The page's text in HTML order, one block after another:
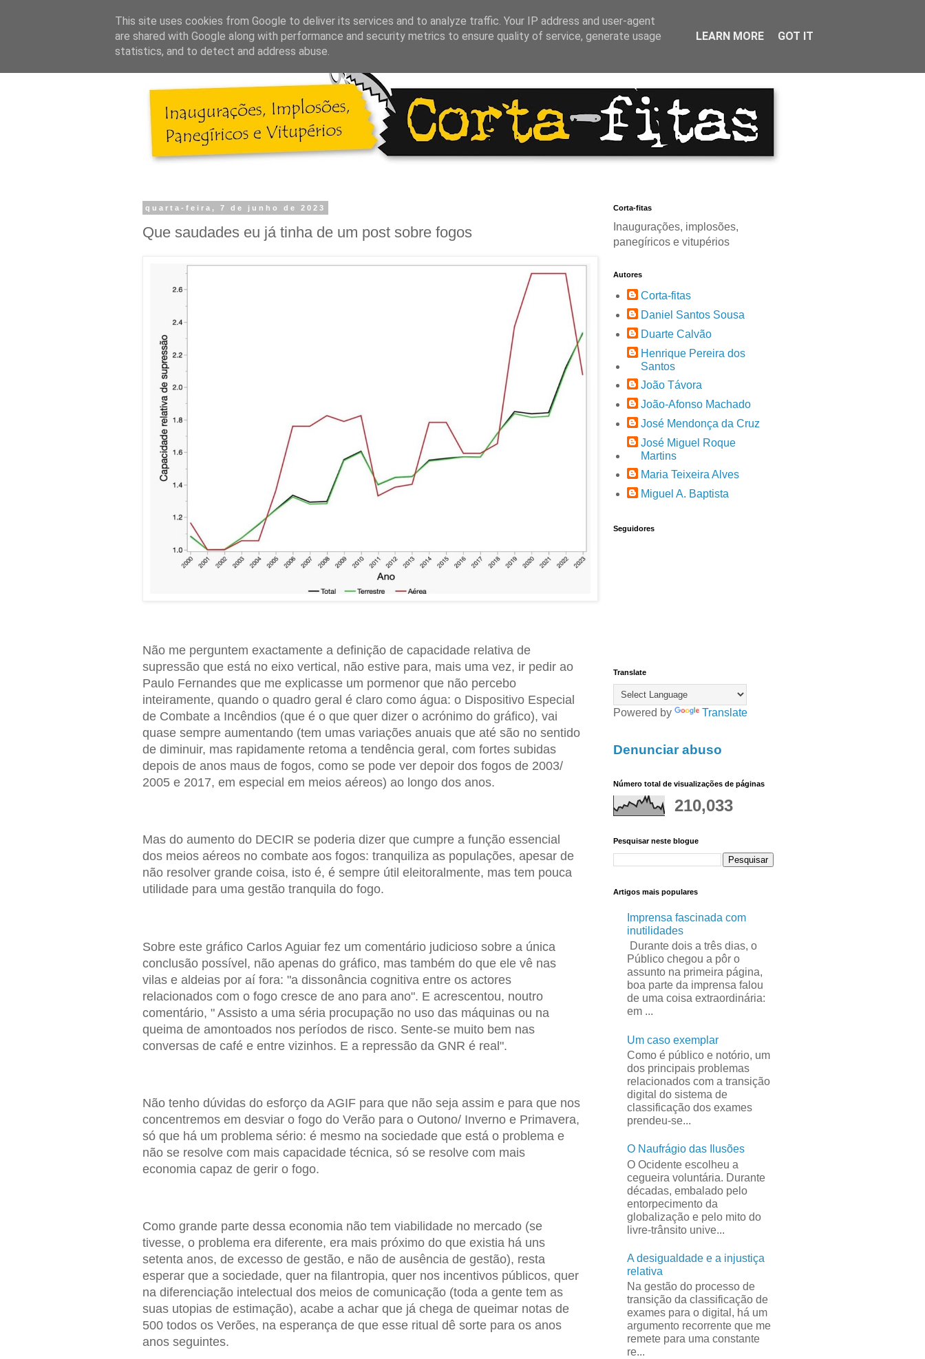
quarta-feira, 7 de junho de 2023
Que saudades eu já tinha de um post sobre fogos
Não me perguntem exactamente a definição de capacidade relativa de
supressão que está no eixo vertical, não estive para, mais uma vez, ir pedir ao
Paulo Fernandes que me explicasse um pormenor que não percebo
inteiramente, quando o quadro geral é claro como água: o Dispositivo Especial
de Combate a Incêndios (que é o que quer dizer o acrónimo do gráfico), vai
quase sempre aumentando (tem umas variações anuais que até são no sentido
de diminuir, mas rapidamente retoma a tendência geral, com fortes subidas
depois de anos maus de fogos, como se pode ver depoir dos fogos de 2003/
2005 e 2017, em especial em meios aéreos) ao longo dos anos.
Mas do aumento do DECIR se poderia dizer que cumpre a função essencial
dos meios aéreos no combate aos fogos: tranquiliza as populações, apesar de
não resolver grande coisa, isto é, é sempre útil eleitoralmente, mas tem pouca
utilidade para uma gestão tranquila do fogo.
Sobre este gráfico Carlos Aguiar fez um comentário judicioso sobre a única
conclusão possível, não apenas do gráfico, mas também do que ele vê nas
vilas e aldeias por aí fora: "a dissonância cognitiva entre os actores
relacionados com o fogo cresce de ano para ano". E acrescentou, noutro
comentário, " Assisto a uma séria procupação no uso das máquinas ou na
queima de amontoados nos períodos de risco. Sente-se muito bem nas
conversas de café e entre vizinhos. E a repressão da GNR é real".
Não tenho dúvidas do esforço da AGIF para que não seja assim e para que nos
concentremos em desviar o fogo do Verão para o Outono/ Inverno e Primavera,
só que há um problema sério: é mesmo na sociedade que está o problema e
não se resolve com mais capacidade técnica, só se resolve com mais
economia capaz de gerir o fogo.
Como grande parte dessa economia não tem viabilidade no mercado (se
tivesse, o problema era diferente, era mais próximo do que existia há uns
setenta anos, de excesso de gestão, e não de ausência de gestão), resta
esperar que a sociedade, quer na filantropia, quer nos incentivos públicos, quer
na diferenciação intelectual dos meios de comunicação (toda a gente tem as
suas utopias de estimação), acabe a achar que já chega de queimar notas de
500 todos os Verões, na esperança de que esse ritual dê sorte para os anos
anos seguintes.
Corta-fitas
Inaugurações, implosões,
panegíricos e vitupérios
Autores
Corta-fitas
Daniel Santos Sousa
Duarte Calvão
Henrique Pereira dos
Santos
João Távora
João-Afonso Machado
José Mendonça da Cruz
José Miguel Roque
Martins
Maria Teixeira Alves
Miguel A. Baptista
Seguidores
Translate
Powered by Translate
Denunciar abuso
Número total de visualizações de páginas
210,033
Pesquisar neste blogue
Artigos mais populares
Imprensa fascinada com
inutilidades
Durante dois a três dias, o
Público chegou a pôr o
assunto na primeira página,
boa parte da imprensa falou
de uma coisa extraordinária:
em ...
Um caso exemplar
Como é público e notório, um
dos principais problemas
relacionados com a transição
digital do sistema de
classificação dos exames
prendeu-se...
O Naufrágio das Ilusões
O Ocidente escolheu a
cegueira voluntária. Durante
décadas, embalado pelo
entorpecimento da
globalização e pelo mito do
livre-trânsito unive...
A desigualdade e a injustiça
relativa
Na gestão do processo de
transição da classificação de
exames para o digital, há um
argumento recorrente que me
remete para uma constante
re...
This site uses cookies from Google to deliver its services and to analyze traffic. Your IP address and user-agent
are shared with Google along with performance and security metrics to ensure quality of service, generate usage
statistics, and to detect and address abuse.
LEARN MORE GOT IT